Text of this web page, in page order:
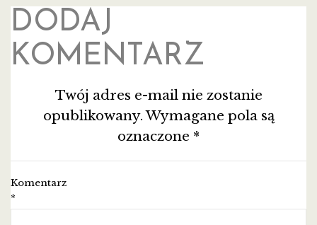
DODAJ
KOMENTARZ
Twój adres e-mail nie zostanie
opublikowany.Wymagane pola są
oznaczone *
Komentarz
*